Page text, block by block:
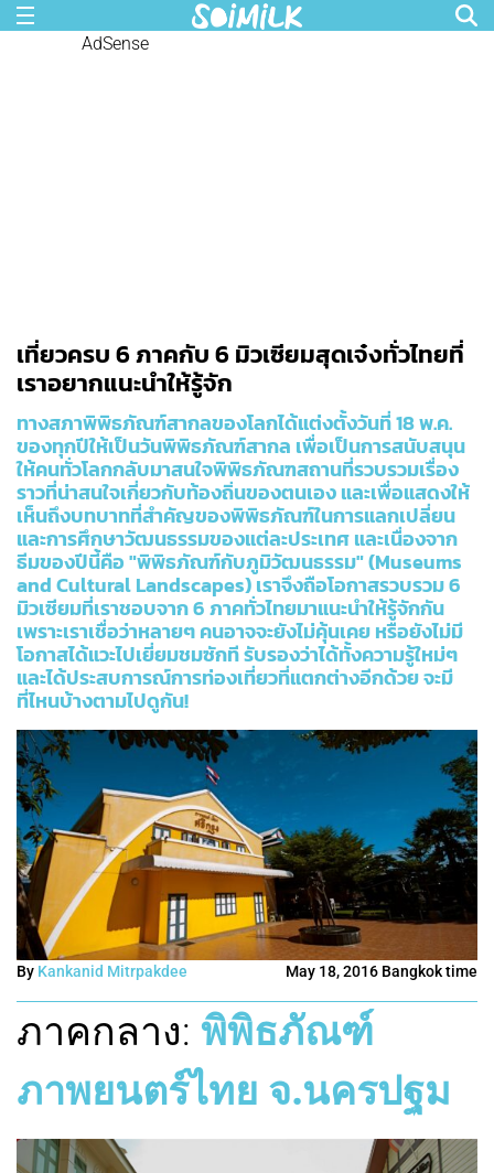
AdSense
เที่ยวครบ 6 ภาคกับ 6 มิวเซียมสุดเจ๋งทั่วไทยที่
เราอยากแนะนำให้รู้จัก
ทางสภาพิพิธภัณฑ์สากลของโลกได้แต่งตั้งวันที่ 18 พ.ค.
ของทุกปีให้เป็นวันพิพิธภัณฑ์สากล เพื่อเป็นการสนับสนุน
ให้คนทั่วโลกกลับมาสนใจพิพิธภัณฑสถานที่รวบรวมเรื่อง
ราวที่น่าสนใจเกี่ยวกับท้องถิ่นของตนเอง และเพื่อแสดงให้
เห็นถึงบทบาทที่สำคัญของพิพิธภัณฑ์ในการแลกเปลี่ยน
และการศึกษาวัฒนธรรมของแต่ละประเทศ และเนื่องจาก
ธีมของปีนี้คือ "พิพิธภัณฑ์กับภูมิวัฒนธรรม" (Museums
and Cultural Landscapes) เราจึงถือโอกาสรวบรวม 6
มิวเซียมที่เราชอบจาก 6 ภาคทั่วไทยมาแนะนำให้รู้จักกัน
เพราะเราเชื่อว่าหลายๆ คนอาจจะยังไม่คุ้นเคย หรือยังไม่มี
โอกาสได้แวะไปเยี่ยมชมซักที รับรองว่าได้ทั้งความรู้ใหม่ๆ
และได้ประสบการณ์การท่องเที่ยวที่แตกต่างอีกด้วย จะมี
ที่ไหนบ้างตามไปดูกัน!
By Kankanid Mitrpakdee May 18, 2016 Bangkok time
ภาคกลาง: พิพิธภัณฑ์
ภาพยนตร์ไทย จ.นครปฐม